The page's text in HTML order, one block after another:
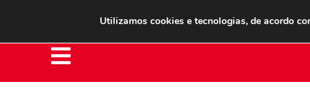
Clube do Assinante Área do Assinante
Utilizamos cookies e tecnologias, de acordo